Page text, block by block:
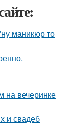
маникюр то
на вечеринке
и свадеб